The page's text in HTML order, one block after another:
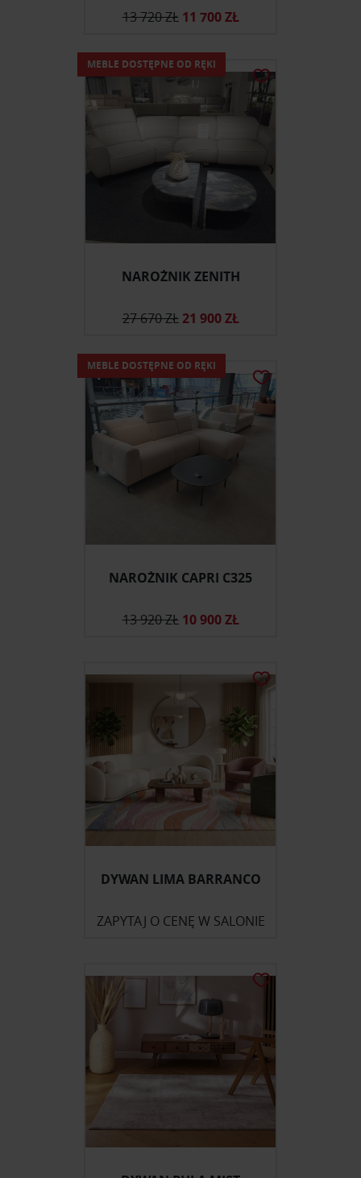
13 720 ZŁ 11 700 ZŁ
NAROŻNIK ZENITH
27 670 ZŁ 21 900 ZŁ
MEBLE DOSTĘPNE OD RĘKI
NAROŻNIK CAPRI C325
13 920 ZŁ 10 900 ZŁ
MEBLE DOSTĘPNE OD RĘKI
DYWAN LIMA BARRANCO
ZAPYTAJ O CENĘ W SALONIE